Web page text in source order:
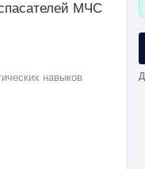
МЧС
навыков